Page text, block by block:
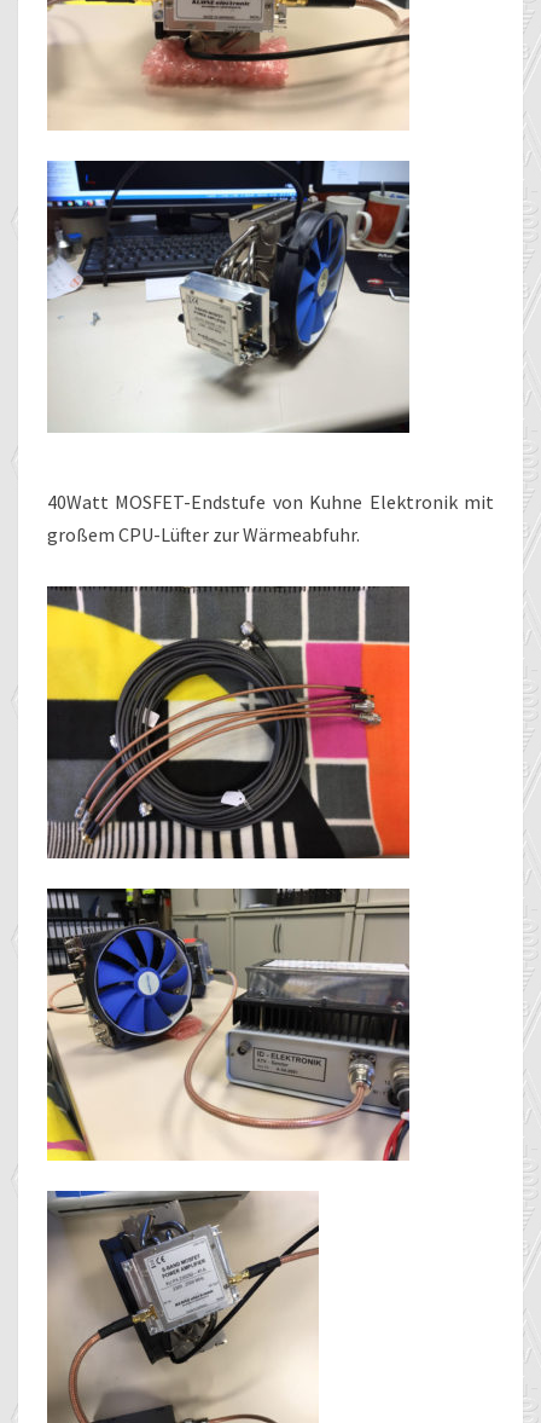
40Watt MOSFET-Endstufe von Kuhne Elektronik mit
großem CPU-Lüfter zur Wärmeabfuhr.